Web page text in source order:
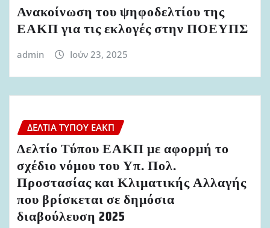
Ανακοίνωση του ψηφοδελτίου της
ΕΑΚΠ για τις εκλογές στην ΠΟΕΥΠΣ
admin Ιούν 23, 2025
ΔΕΛΤΊΑ ΤΎΠΟΥ ΕΑΚΠ
Δελτίο Τύπου ΕΑΚΠ με αφορμή το
σχέδιο νόμου του Υπ. Πολ.
Προστασίας και Κλιματικής Αλλαγής
που βρίσκεται σε δημόσια
διαβούλευση 2025